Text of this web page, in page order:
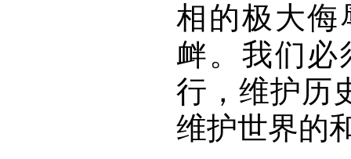
相的极大侮
衅。我们必
行，维护历
维护世界的